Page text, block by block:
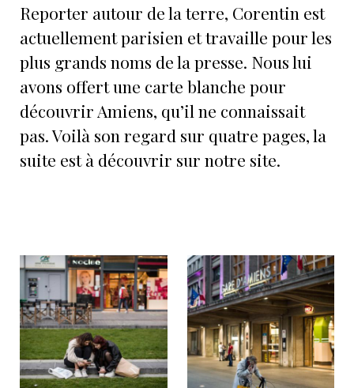
Reporter autour de la terre, Corentin est
actuellement parisien et travaille pour les
plus grands noms de la presse. Nous lui
avons offert une carte blanche pour
découvrir Amiens, qu’il ne connaissait
pas. Voilà son regard sur quatre pages, la
suite est à découvrir sur notre site.